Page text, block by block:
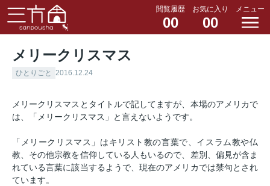
閲覧履歴
00
お気に入り
00
メニュー
メリークリスマス
ひとりごと 2016.12.24
メリークリスマスとタイトルで記してますが、本場のアメリカで
は、「メリークリスマス」と言えないようです。
「メリークリスマス」はキリスト教の言葉で、イスラム教や仏
教、その他宗教を信仰している人もいるので、差別、偏見が含ま
れている言葉に該当するようで、現在のアメリカでは禁句とされ
ています。